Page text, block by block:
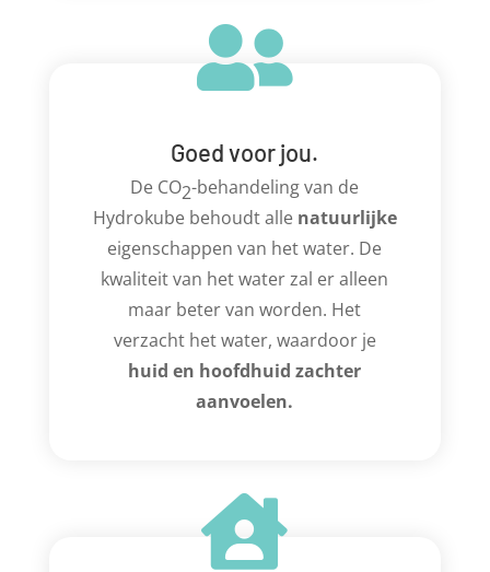

Goed voor jou.
De CO2-behandeling van de
Hydrokube behoudt alle natuurlijke
eigenschappen van het water. De
kwaliteit van het water zal er alleen
maar beter van worden. Het
verzacht het water, waardoor je
huid en hoofdhuid zachter
aanvoelen.
